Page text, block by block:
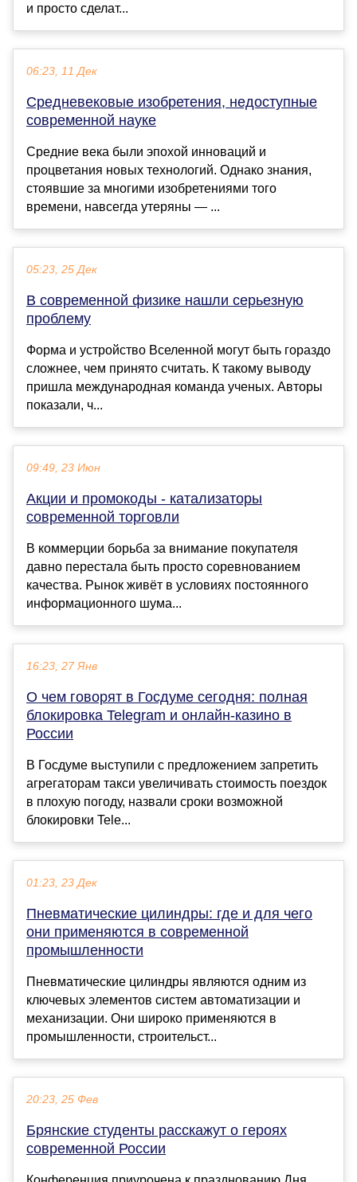
и просто сделат...
06:23, 11 Дек
Средневековые изобретения, недоступные
современной науке
Средние века были эпохой инноваций и
процветания новых технологий. Однако знания,
стоявшие за многими изобретениями того
времени, навсегда утеряны — ...
05:23, 25 Дек
В современной физике нашли серьезную
проблему
Форма и устройство Вселенной могут быть гораздо
сложнее, чем принято считать. К такому выводу
пришла международная команда ученых. Авторы
показали, ч...
09:49, 23 Июн
Акции и промокоды - катализаторы
современной торговли
В коммерции борьба за внимание покупателя
давно перестала быть просто соревнованием
качества. Рынок живёт в условиях постоянного
информационного шума...
16:23, 27 Янв
О чем говорят в Госдуме сегодня: полная
блокировка Telegram и онлайн-казино в
России
В Госдуме выступили с предложением запретить
агрегаторам такси увеличивать стоимость поездок
в плохую погоду, назвали сроки возможной
блокировки Tele...
01:23, 23 Дек
Пневматические цилиндры: где и для чего
они применяются в современной
промышленности
Пневматические цилиндры являются одним из
ключевых элементов систем автоматизации и
механизации. Они широко применяются в
промышленности, строительст...
20:23, 25 Фев
Брянские студенты расскажут о героях
современной России